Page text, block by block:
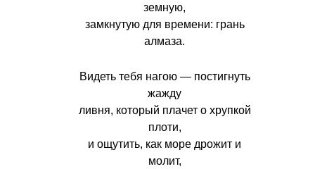
земную,
замкнутую для времени: грань
алмаза.
Видеть тебя нагою — постигнуть
жажду
ливня, который плачет о хрупкой
плоти,
и ощутить, как море дрожит и
молит,